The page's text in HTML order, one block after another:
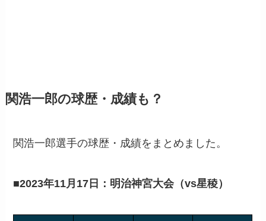
関浩一郎の球歴・成績も？
関浩一郎選手の球歴・成績をまとめました。
■2023年11月17日：明治神宮大会（vs星稜）